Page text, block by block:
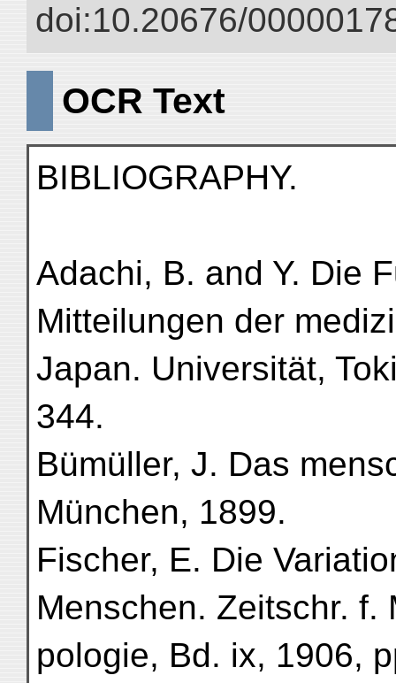
doi:10.20676/
OCR Text
BIBLIOGRAPHY.
Adachi, B. and Y. Die
Mitteilungen der
Japan. Universität,
344.
Bümüller, J. Das
München, 1899.
Fischer, E. Die
Menschen. Zeitschr. f.
pologie, Bd. ix, 1906,